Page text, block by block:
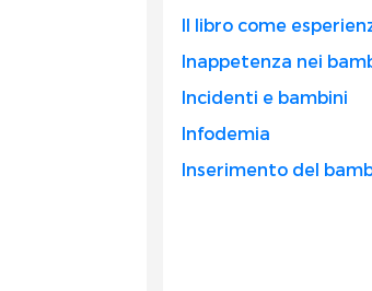
Il libro come
Inappetenza nei
Incidenti e bambini
Infodemia
Inserimento del